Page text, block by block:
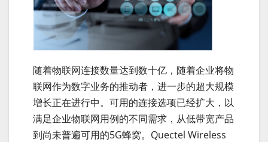
随着物联网连接数量达到数十亿，随着企业将物
联网作为数字业务的推动者，进一步的超大规模
增长正在进行中。可用的连接选项已经扩大，以
满足企业物联网用例的不同需求，从低带宽产品
到尚未普遍可用的5G蜂窝。Quectel Wireless